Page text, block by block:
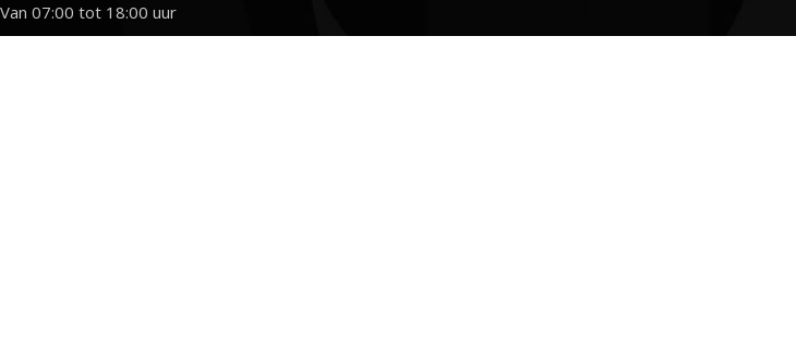
Van 07:00 tot 18:00 uur
Zaterdag: